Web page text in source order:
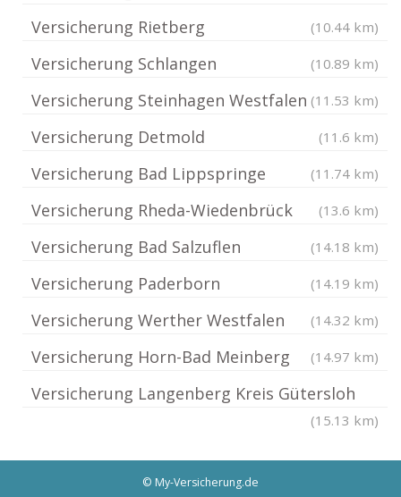
Versicherung Rietberg (10.44 km)
Versicherung Schlangen (10.89 km)
Versicherung Steinhagen Westfalen (11.53 km)
Versicherung Detmold (11.6 km)
Versicherung Bad Lippspringe (11.74 km)
Versicherung Rheda-Wiedenbrück (13.6 km)
Versicherung Bad Salzuflen (14.18 km)
Versicherung Paderborn (14.19 km)
Versicherung Werther Westfalen (14.32 km)
Versicherung Horn-Bad Meinberg (14.97 km)
Versicherung Langenberg Kreis Gütersloh
(15.13 km)
© My-Versicherung.de